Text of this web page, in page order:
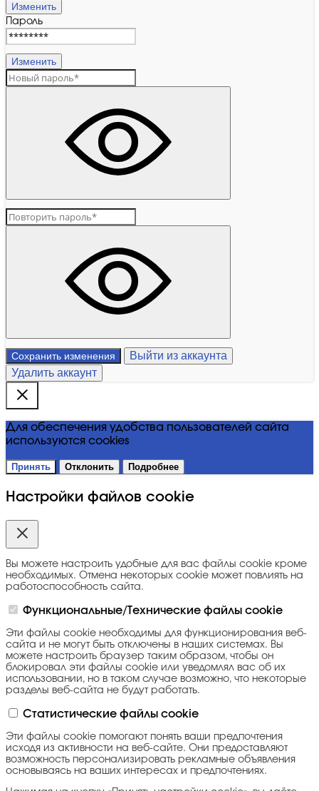
Изменить
Пароль
Изменить
Сохранить изменения
Выйти из аккаунта
Удалить аккаунт
Для обеспечения удобства пользователей сайта
используются cookies
Принять Отклонить Подробнее
Настройки файлов cookie
Вы можете настроить удобные для вас файлы cookie кроме
необходимых. Отмена некоторых cookie может повлиять на
работоспособность сайта.
Функциональные/Технические файлы cookie
Эти файлы cookie необходимы для функционирования веб-
сайта и не могут быть отключены в наших системах. Вы
можете настроить браузер таким образом, чтобы он
блокировал эти файлы cookie или уведомлял вас об их
использовании, но в таком случае возможно, что некоторые
разделы веб-сайта не будут работать.
Статистические файлы cookie
Эти файлы cookie помогают понять ваши предпочтения
исходя из активности на веб-сайте. Они предоставляют
возможность персонализировать рекламные объявления
основываясь на ваших интересах и предпочтениях.